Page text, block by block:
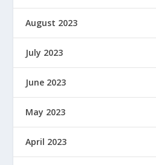
August 2023
July 2023
June 2023
May 2023
April 2023